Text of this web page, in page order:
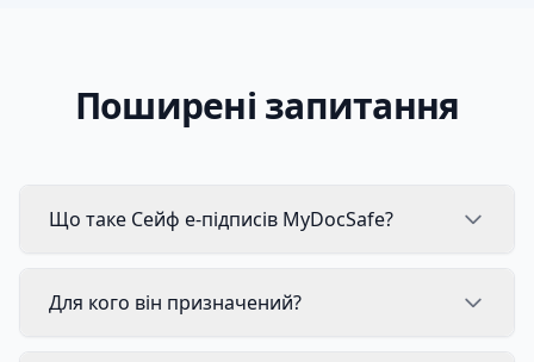
Поширені запитання
Що таке Сейф e-підписів MyDocSafe?
Для кого він призначений?